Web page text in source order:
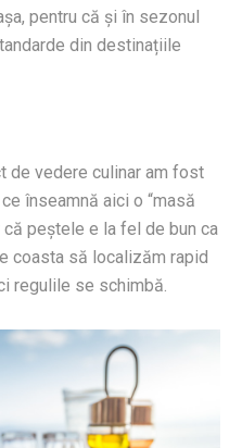
pentru că şi în sezonul
din destinațiile
de vedere culinar am fost
înseamnă aici o “masă
peştele e la fel de bun ca
coasta să localizăm rapid
regulile se schimbă.